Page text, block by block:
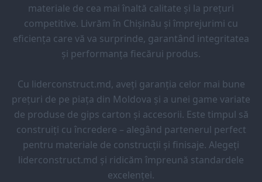
materiale de cea mai înaltă calitate și la prețuri
competitive. Livrăm în Chișinău și împrejurimi cu
eficiența care vă va surprinde, garantând integritatea
și performanța fiecărui produs.
Cu liderconstruct.md, aveți garanția celor mai bune
prețuri de pe piața din Moldova și a unei game variate
de produse de gips carton și accesorii. Este timpul să
construiți cu încredere – alegând partenerul perfect
pentru materiale de construcții și finisaje. Alegeți
liderconstruct.md și ridicăm împreună standardele
excelenței.